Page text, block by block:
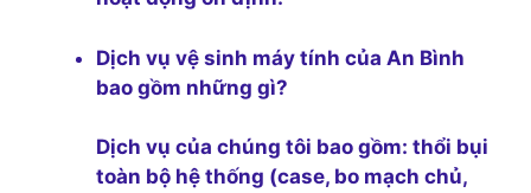
Dịch vụ vệ sinh máy tính của An Bình
bao gồm những gì?
Dịch vụ của chúng tôi bao gồm: thổi bụi
toàn bộ hệ thống (case, bo mạch chủ,